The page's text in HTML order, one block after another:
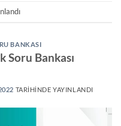
BANKASI
Soru Bankası
TARIHINDE YAYINLANDI